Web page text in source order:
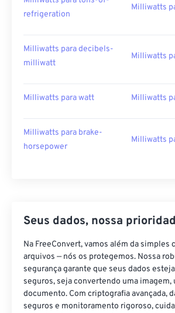
refrigeration
Milliwatts
Milliwatts para decibels-
milliwatt
Milliwatts
Milliwatts para watt Milliwatts
Milliwatts para brake-
horsepower
Milliwatts
Seus dados, nossa
Na FreeConvert, vamos além da simples
arquivos — nós os protegemos. Nossa
segurança garante que seus dados
seguros, seja convertendo uma imagem,
documento. Com criptografia avançada,
seguros e monitoramento rigoroso,